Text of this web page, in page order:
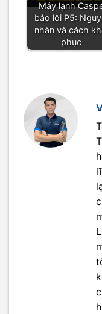
Máy lạnh
báo lỗi P5:
nhân và cách
phục